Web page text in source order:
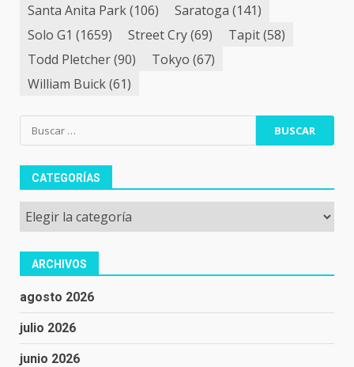
Santa Anita Park(106) Saratoga (141)
Solo G1 (1659) Street Cry(69) Tapit(58)
Todd Pletcher(90) Tokyo (67)
William Buick(61)
Buscar:
CATEGORÍAS
Categorías
ARCHIVOS
agosto 2026
julio 2026
junio 2026